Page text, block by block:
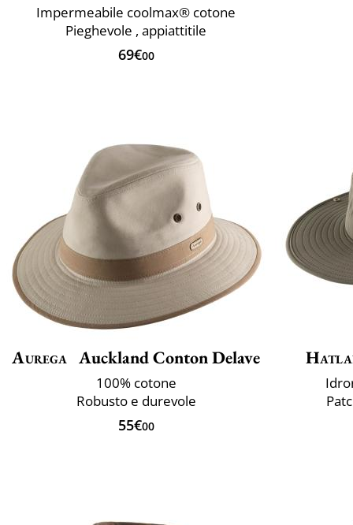
Impermeabile coolmax® cotone
Pieghevole , appiattitile
69€00
Aurega Auckland Conton Delave
100% cotone
Robusto e durevole
55€00